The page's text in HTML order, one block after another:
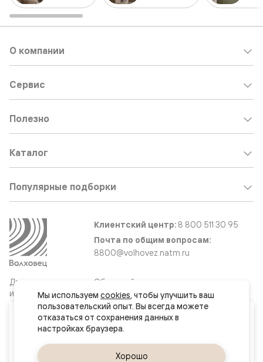
Ваш город
Двери
и интерьерные
решения
О компании
Сервис
Полезно
Каталог
Популярные подборки
Клиентский центр: 8 800 511 30 95
Почта по общим вопросам:
8800@volhovez.natm.ru
Обратный звонок
Сайт не является публичной офертой
Правовая информация
Мы используем cookies, чтобы улучшить ваш
пользовательский опыт. Вы всегда можете
отказаться от сохранения данных в
Хорошо